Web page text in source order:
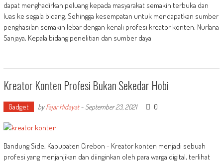
dapat menghadirkan peluang kepada masyarakat semakin terbuka dan
luas ke segala bidang. Sehingga kesempatan untuk mendapatkan sumber
penghasilan semakin lebar dengan kenali profesi kreator konten. Nurlana
Sanjaya, Kepala bidang penelitian dan sumber daya
Kreator Konten Profesi Bukan Sekedar Hobi
Gadget byFajar Hidayat- September 23, 2021 0
Bandung Side, Kabupaten Cirebon - Kreator konten menjadi sebuah
profesi yang menjanjikan dan diinginkan oleh para warga digital, terlihat